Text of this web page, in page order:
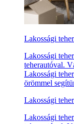
Lakossági
Lakossági
teherautóval.
Lakossági
örömmel
Lakossági
Lakossági